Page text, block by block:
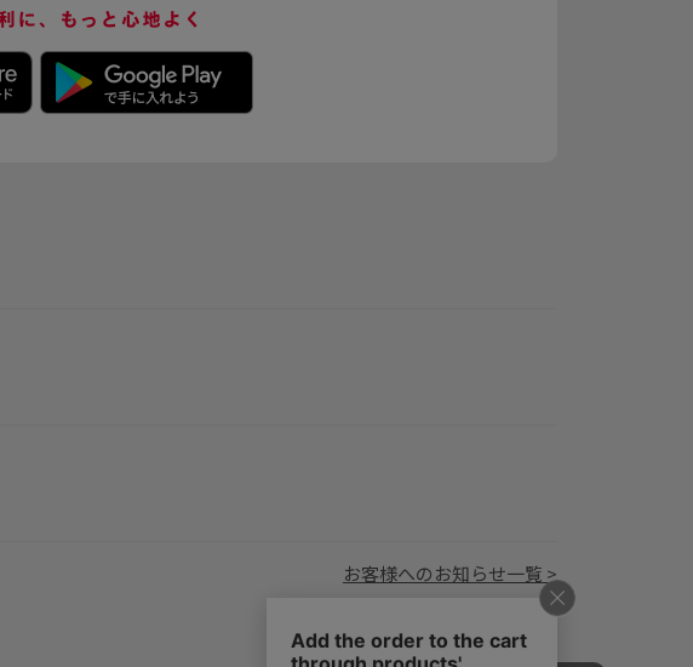
お客様へのお知らせ一覧 >